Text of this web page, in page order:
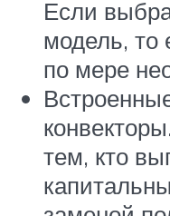
Если
модель, то
по мере
тем, кто